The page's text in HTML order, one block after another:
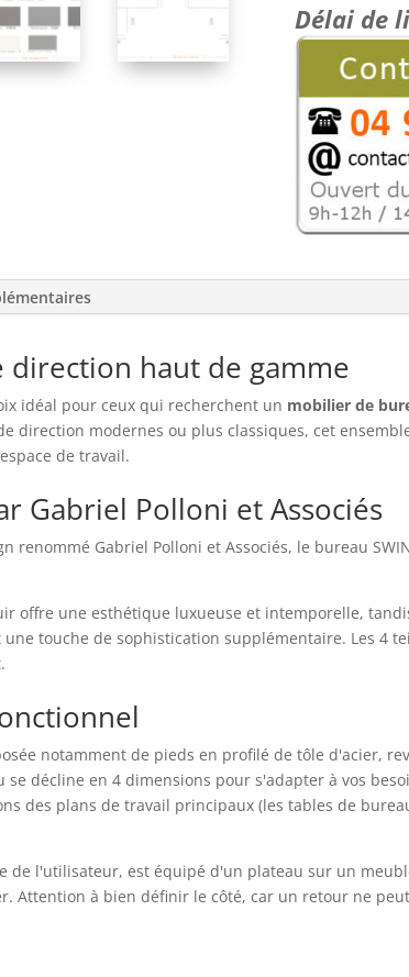
direction
luxueux
design
italien
contemporain
SWING,
avec
retour:
!
Délai de
haut de gamme
idéal pour ceux qui recherchent un mobilier de
direction modernes ou plus classiques, cet
de travail.
Gabriel Polloni et Associés
renommé Gabriel Polloni et Associés, le bureau
offre une esthétique luxueuse et intemporelle,
touche de sophistication supplémentaire. Les 4
notamment de pieds en profilé de tôle d'acier,
décline en 4 dimensions pour s'adapter à vos
des plans de travail principaux (les tables de
de l'utilisateur, est équipé d'un plateau sur un
à bien définir le côté, car un retour ne